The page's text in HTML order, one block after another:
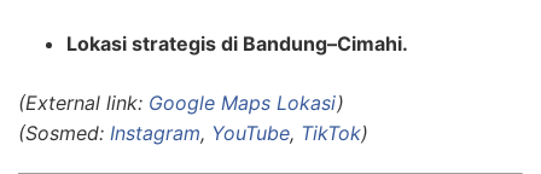
Lokasi strategis di Bandung–Cimahi.
(External link: Google Maps Lokasi)
(Sosmed: Instagram, YouTube, TikTok)